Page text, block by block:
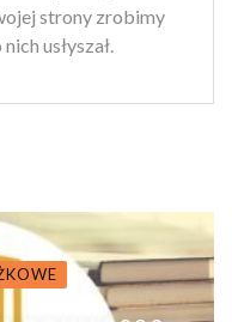
strony zrobimy
usłyszał.